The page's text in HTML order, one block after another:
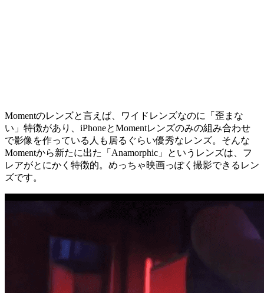
Momentのレンズと言えば、ワイドレンズなのに「歪まな
い」特徴があり、iPhoneとMomentレンズのみの組み合わせ
で影像を作っている人も居るぐらい優秀なレンズ。そんな
Momentから新たに出た「Anamorphic」というレンズは、フ
レアがとにかく特徴的。めっちゃ映画っぽく撮影できるレン
ズです。